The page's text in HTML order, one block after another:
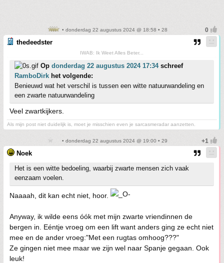
• donderdag 22 augustus 2024 @ 18:58 • 28
thedeedster
IWAB: Ik Weet Alles Beter...
Op donderdag 22 augustus 2024 17:34schreef
RamboDirk het volgende:
Benieuwd wat het verschil is tussen een witte natuurwandeling en
een zwarte natuurwandeling
Veel zwartkijkers.
Als mijn post niet duidelijk is, moet je misschien even je sarcasmeradar aanzetten.
• donderdag 22 augustus 2024 @ 19:00 • 29
Noek
Het is een witte bedoeling, waarbij zwarte mensen zich vaak
eenzaam voelen.
Naaaah, dit kan echt niet, hoor.
Anyway, ik wilde eens óók met mijn zwarte vriendinnen de
bergen in. Eéntje vroeg om een lift want anders ging ze echt niet
mee en de ander vroeg:"Met een rugtas omhoog???"
Ze gingen niet mee maar we zijn wel naar Spanje gegaan. Ook
leuk!